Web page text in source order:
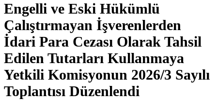
Engelli ve Eski Hükümlü
Çalıştırmayan İşverenlerden
İdari Para Cezası Olarak Tahsil
Edilen Tutarları Kullanmaya
Yetkili Komisyonun 2026/3 Sayılı
Toplantısı Düzenlendi